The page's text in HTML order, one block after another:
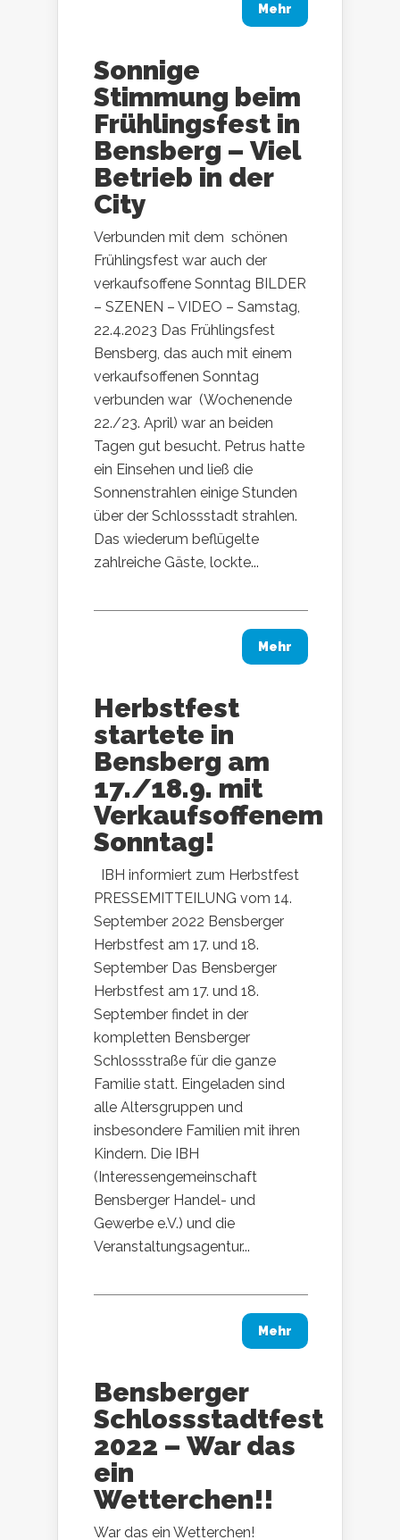
Mehr
Sonnige
Stimmung beim
Frühlingsfest in
Bensberg – Viel
Betrieb in der
City
Verbunden mit dem schönen
Frühlingsfest war auch der
verkaufsoffene Sonntag BILDER
– SZENEN – VIDEO – Samstag,
22.4.2023 Das Frühlingsfest
Bensberg, das auch mit einem
verkaufsoffenen Sonntag
verbunden war (Wochenende
22./23. April) war an beiden
Tagen gut besucht. Petrus hatte
ein Einsehen und ließ die
Sonnenstrahlen einige Stunden
über der Schlossstadt strahlen.
Das wiederum beflügelte
zahlreiche Gäste, lockte...
Mehr
Herbstfest
startete in
Bensberg am
17./18.9. mit
Verkaufsoffenem
Sonntag!
IBH informiert zum Herbstfest
PRESSEMITTEILUNG vom 14.
September 2022 Bensberger
Herbstfest am 17. und 18.
September Das Bensberger
Herbstfest am 17. und 18.
September findet in der
kompletten Bensberger
Schlossstraße für die ganze
Familie statt. Eingeladen sind
alle Altersgruppen und
insbesondere Familien mit ihren
Kindern. Die IBH
(Interessengemeinschaft
Bensberger Handel- und
Gewerbe e.V.) und die
Veranstaltungsagentur...
Mehr
Bensberger
Schlossstadtfest
2022 – War das
ein
Wetterchen!!
War das ein Wetterchen!